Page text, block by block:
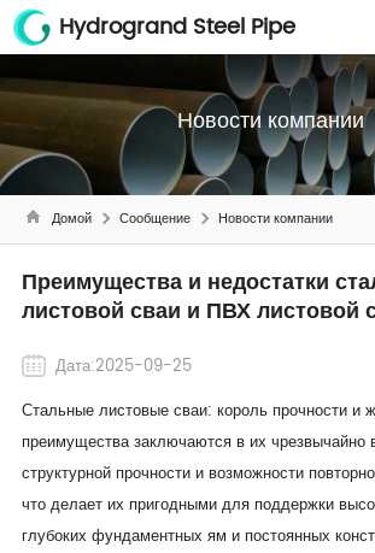
Hydrogrand Steel Pipe
Новости компании
Домой Сообщение Новости компании
Преимущества и недостатки
листовой сваи и ПВХ листовой
Дата:2025-09-25
Стальные листовые сваи: король прочности и
преимущества заключаются в их чрезвычайно
структурной прочности и возможности
что делает их пригодными для поддержки
глубоких фундаментных ям и постоянных